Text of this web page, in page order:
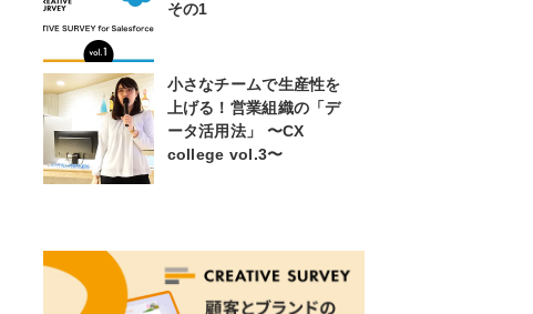
その1
小さなチームで生産性を
上げる！営業組織の「デ
ータ活用法」 〜CX
college vol.3〜